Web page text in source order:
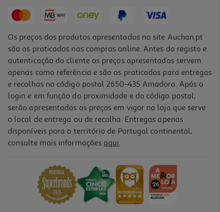
-25%
Champô Tresemme Hidratação Intensa 900ml
Price reduced from
Os preços dos produtos apresentados no site Auchan.pt
são os praticados nas compras online. Antes do registo e
autenticação do cliente os preços apresentados servem
apenas como referência e são os praticados para entregas
e recolhas no código postal 2650-435 Amadora. Após o
login e em função da proximidade e do código postal,
serão apresentados os preços em vigor na loja que serve
o local de entrega ou de recolha. Entregas apenas
disponíveis para o território de Portugal continental,
consulte mais informações aqui.